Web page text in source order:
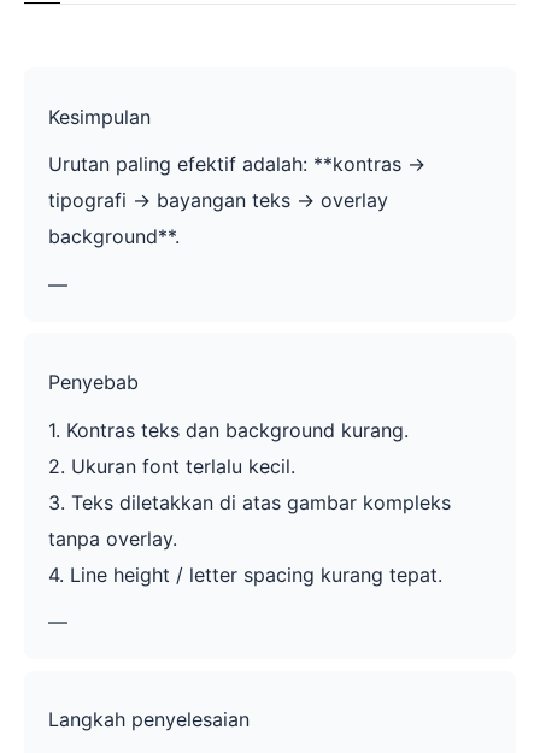
Kesimpulan
Urutan paling efektif adalah: **kontras ->
tipografi -> bayangan teks -> overlay
background**.
—
Penyebab
1. Kontras teks dan background kurang.
2. Ukuran font terlalu kecil.
3. Teks diletakkan di atas gambar kompleks
tanpa overlay.
4. Line height / letter spacing kurang tepat.
—
Langkah penyelesaian